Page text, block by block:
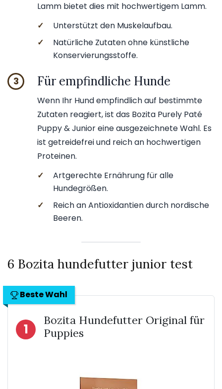
Lamm bietet dies mit hochwertigem Lamm.
✓
Unterstützt den Muskelaufbau.
✓
Natürliche Zutaten ohne künstliche
Konservierungsstoffe.
3 Für empfindliche Hunde
Wenn Ihr Hund empfindlich auf bestimmte
Zutaten reagiert, ist das Bozita Purely Paté
Puppy & Junior eine ausgezeichnete Wahl. Es
ist getreidefrei und reich an hochwertigen
Proteinen.
✓
Artgerechte Ernährung für alle
Hundegrößen.
✓
Reich an Antioxidantien durch nordische
Beeren.
6 Bozita hundefutter junior test
Beste Wahl
1
Bozita Hundefutter Original für
Puppies